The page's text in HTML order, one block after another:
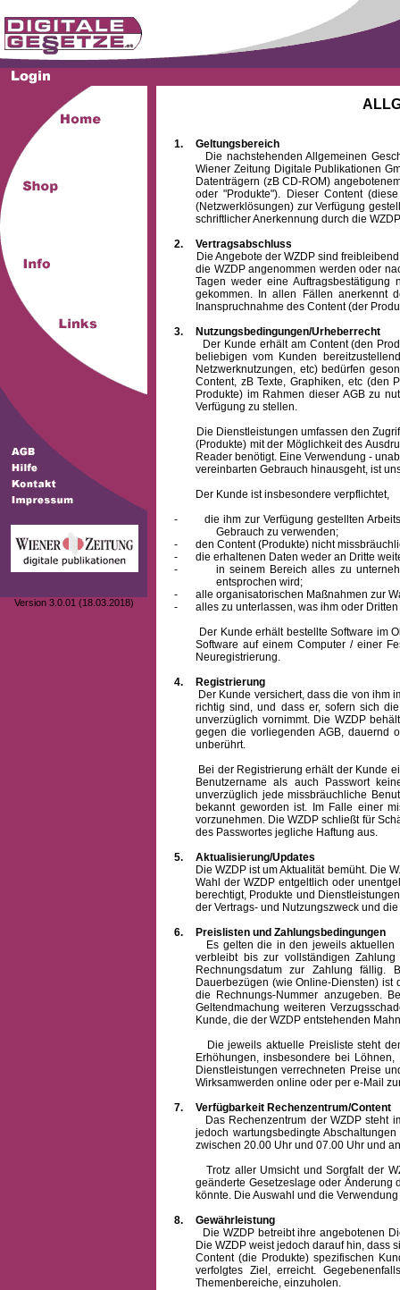
Version 3.0.01 (18.03.2018)
1.
Geltungsbereich
Die nachstehenden Allgemeinen
Wiener Zeitung Digitale Publikationen
Datenträgern (zB CD-ROM)
oder "Produkte"). Dieser Content
(Netzwerklösungen) zur Verfügung
schriftlicher Anerkennung durch die
2.
Vertragsabschluss
Die Angebote der WZDP sind freibleibend.
die WZDP angenommen werden oder
Tagen weder eine
gekommen. In allen Fällen anerkennt
Inanspruchnahme des Content (der
3.
Nutzungsbedingungen/Urheberrecht
Der Kunde erhält am Content (den
beliebigen vom Kunden
Netzwerknutzungen, etc) bedürfen
Content, zB Texte, Graphiken, etc (den
Produkte) im Rahmen dieser AGB zu
Verfügung zu stellen.
Die Dienstleistungen umfassen den Zugriff
(Produkte) mit der Möglichkeit des
Reader benötigt. Eine Verwendung -
vereinbarten Gebrauch hinausgeht, ist
Der Kunde ist insbesondere verpflichtet,
-
die ihm zur Verfügung gestellten
Gebrauch zu verwenden;
-
den Content (Produkte) nicht
-
die erhaltenen Daten weder an Dritte
-
in seinem Bereich alles zu
entsprochen wird;
-
alle organisatorischen Maßnahmen zur
-
alles zu unterlassen, was ihm oder
Der Kunde erhält bestellte Software im
Software auf einem Computer / einer
Neuregistrierung.
4.
Registrierung
Der Kunde versichert, dass die von ihm
richtig sind, und dass er, sofern sich
unverzüglich vornimmt. Die WZDP
gegen die vorliegenden AGB, dauernd
unberührt.
Bei der Registrierung erhält der Kunde
Benutzernameals auch Passwort
unverzüglich jede missbräuchliche
bekannt geworden ist. Im Falle einer
vorzunehmen. Die WZDP schließt für
des Passwortes jegliche Haftung aus.
5.
Aktualisierung/Updates
Die WZDP ist um Aktualität bemüht. Die
Wahl der WZDP entgeltlich oder
berechtigt, Produkte und
der Vertrags- und Nutzungszweck und
6.
Preislisten und Zahlungsbedingungen
Es gelten die in den jeweils aktuellen
verbleibt bis zur vollständigen
Rechnungsdatum zur Zahlung fällig.
Dauerbezügen (wie Online-Diensten)
die Rechnungs-Nummer anzugeben.
Geltendmachung weiteren
Kunde, die der WZDP entstehenden
Die jeweils aktuelle Preisliste steht dem
Erhöhungen, insbesondere bei
Dienstleistungen verrechneten Preise
Wirksamwerden online oder per e-Mail
7.
Verfügbarkeit Rechenzentrum/Content
Das Rechenzentrum der WZDP steht im
jedoch wartungsbedingte
zwischen 20.00 Uhr und 07.00 Uhr und
Trotz aller Umsicht und Sorgfalt der
geänderte Gesetzeslage oder Änderung
könnte. Die Auswahl und die
8.
Gewährleistung
Die WZDP betreibt ihre angebotenen
Die WZDP weist jedoch darauf hin, dass
Content (die Produkte) spezifischen
verfolgtes Ziel, erreicht.
Themenbereiche, einzuholen.